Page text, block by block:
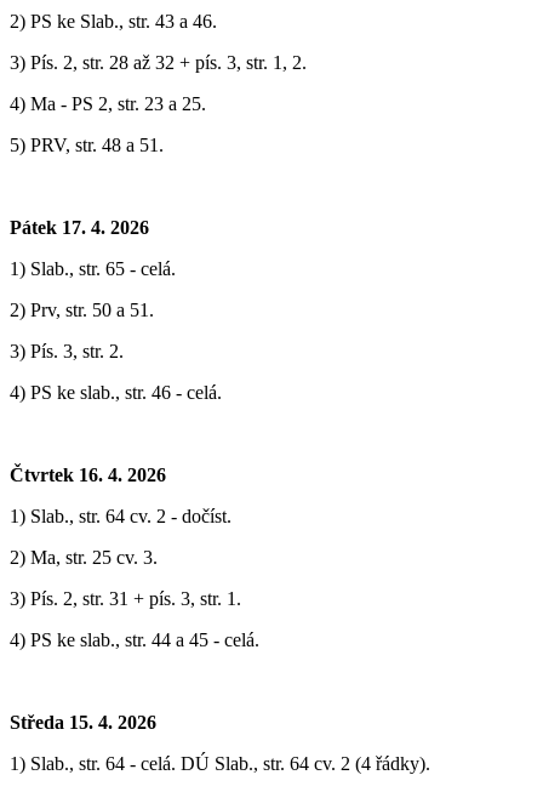
2) PS ke Slab., str. 43 a 46.
3) Pís. 2, str. 28 až 32 + pís. 3, str. 1, 2.
4) Ma - PS 2, str. 23 a 25.
5) PRV, str. 48 a 51.
Pátek 17. 4. 2026
1) Slab., str. 65 - celá.
2) Prv, str. 50 a 51.
3) Pís. 3, str. 2.
4) PS ke slab., str. 46 - celá.
Čtvrtek 16. 4. 2026
1) Slab., str. 64 cv. 2 - dočíst.
2) Ma, str. 25 cv. 3.
3) Pís. 2, str. 31 + pís. 3, str. 1.
4) PS ke slab., str. 44 a 45 - celá.
Středa 15. 4. 2026
1) Slab., str. 64 - celá. DÚ Slab., str. 64 cv. 2 (4 řádky).